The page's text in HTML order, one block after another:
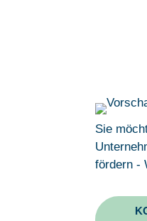
Sie
fördern -